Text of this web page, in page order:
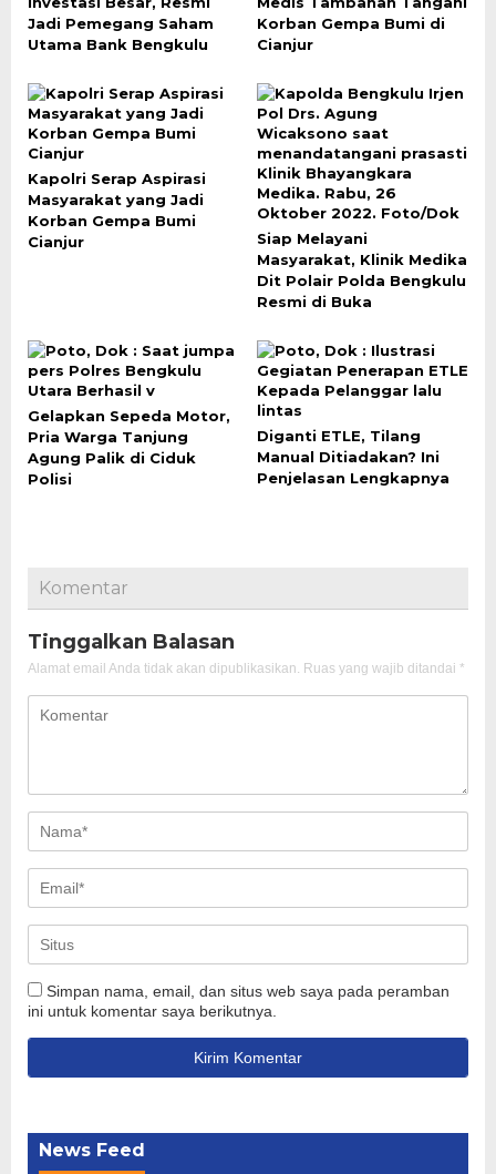
Jadi Pemegang Saham
Utama Bank Bengkulu
Korban Gempa Bumi di
Cianjur
Kapolri Serap Aspirasi
Masyarakat yang Jadi
Korban Gempa Bumi
Cianjur
Siap Melayani
Masyarakat, Klinik Medika
Dit Polair Polda Bengkulu
Resmi di Buka
Gelapkan Sepeda Motor,
Pria Warga Tanjung
Agung Palik di Ciduk
Polisi
Diganti ETLE, Tilang
Manual Ditiadakan? Ini
Penjelasan Lengkapnya
Komentar
Tinggalkan Balasan
Alamat email Anda tidak akan dipublikasikan. Ruas yang wajib ditandai *
Simpan nama, email, dan situs web saya pada peramban
ini untuk komentar saya berikutnya.
News Feed